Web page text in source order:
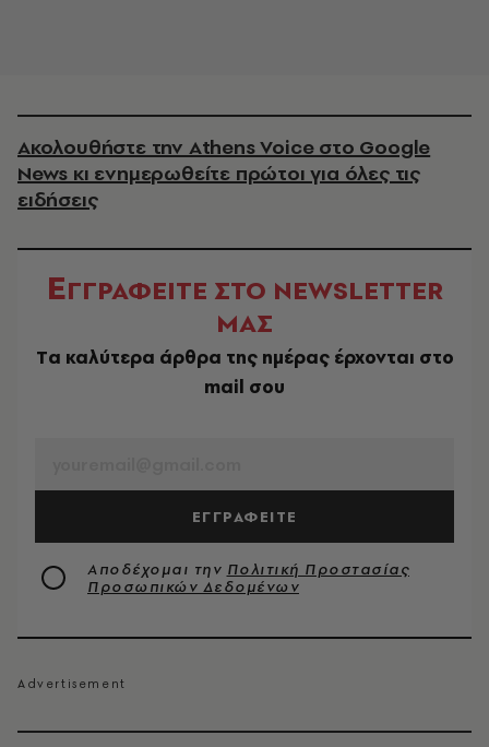
Ακολουθήστε την Athens Voice στο Google
News κι ενημερωθείτε πρώτοι για όλες τις
ειδήσεις
ΕΓΓΡΑΦΕΙΤΕ ΣΤΟ NEWSLETTER
ΜΑΣ
Tα καλύτερα άρθρα της ημέρας έρχονται στο
mail σου
ΕΓΓΡΑΦΕΙΤΕ
Αποδέχομαι την Πολιτική Προστασίας
Προσωπικών Δεδομένων